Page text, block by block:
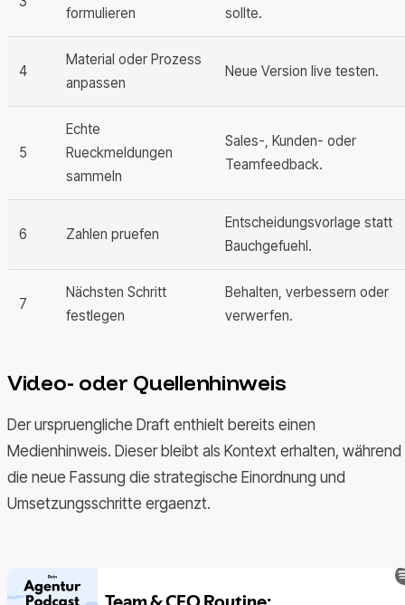
formulieren
sollte.
4
Material oder Prozess
anpassen
Neue Version live testen.
5
Echte
Rueckmeldungen
sammeln
Sales-, Kunden- oder
Teamfeedback.
6 Zahlen pruefen
Entscheidungsvorlage statt
Bauchgefuehl.
7
Nächsten Schritt
festlegen
Behalten, verbessern oder
verwerfen.
Video- oder Quellenhinweis
Der urspruengliche Draft enthielt bereits einen
Medienhinweis. Dieser bleibt als Kontext erhalten, während
die neue Fassung die strategische Einordnung und
Umsetzungsschritte ergaenzt.